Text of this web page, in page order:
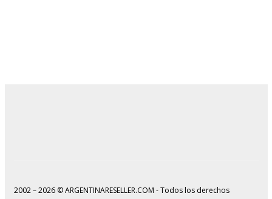
2002 – 2026 © ARGENTINARESELLER.COM - Todos los derechos